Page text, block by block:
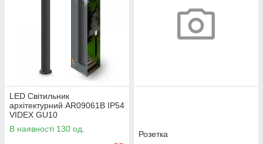
LED Світильник
архітектурний AR09061B IP54
VIDEX GU10
В наявності 130 од.
Розетка